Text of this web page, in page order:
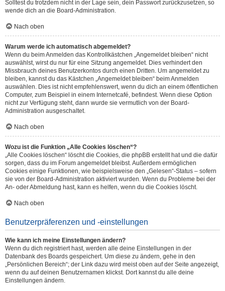
Solltest du trotzdem nicht in der Lage sein, dein Passwort zurückzusetzen, so
wende dich an die Board-Administration.
Nach oben
Warum werde ich automatisch abgemeldet?
Wenn du beim Anmelden das Kontrollkästchen „Angemeldet bleiben“ nicht
auswählst, wirst du nur für eine Sitzung angemeldet. Dies verhindert den
Missbrauch deines Benutzerkontos durch einen Dritten. Um angemeldet zu
bleiben, kannst du das Kästchen „Angemeldet bleiben“ beim Anmelden
auswählen. Dies ist nicht empfehlenswert, wenn du dich an einem öffentlichen
Computer, zum Beispiel in einem Internetcafé, befindest. Wenn diese Option
nicht zur Verfügung steht, dann wurde sie vermutlich von der Board-
Administration ausgeschaltet.
Nach oben
Wozu ist die Funktion „Alle Cookies löschen“?
„Alle Cookies löschen“ löscht die Cookies, die phpBB erstellt hat und die dafür
sorgen, dass du im Forum angemeldet bleibst. Außerdem ermöglichen
Cookies einige Funktionen, wie beispielsweise den „Gelesen“-Status – sofern
sie von der Board-Administration aktiviert wurden. Wenn du Probleme bei der
An- oder Abmeldung hast, kann es helfen, wenn du die Cookies löscht.
Nach oben
Benutzerpräferenzen und -einstellungen
Wie kann ich meine Einstellungen ändern?
Wenn du dich registriert hast, werden alle deine Einstellungen in der
Datenbank des Boards gespeichert. Um diese zu ändern, gehe in den
„Persönlichen Bereich“; der Link dazu wird meist oben auf der Seite angezeigt,
wenn du auf deinen Benutzernamen klickst. Dort kannst du alle deine
Einstellungen ändern.